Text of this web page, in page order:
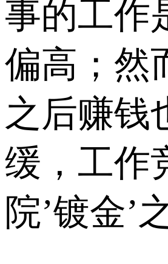
事的工作
偏高；然
之后赚钱
缓，工作
院’镀金’